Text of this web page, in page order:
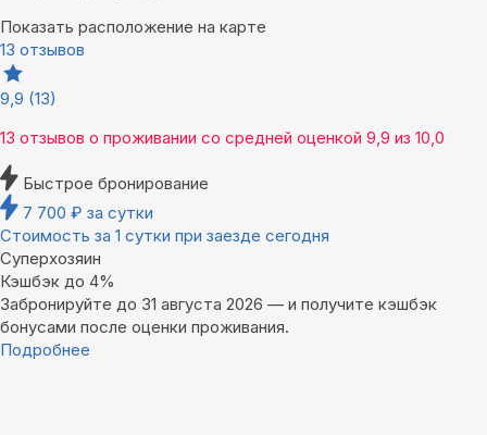
Показать расположение на карте
13 отзывов
9,9 (13)
13 отзывов о проживании со средней оценкой 9,9 из 10,0
Быстрое бронирование
7 700 ₽ за сутки
Стоимость за 1 сутки при заезде сегодня
Суперхозяин
Кэшбэк до 4%
Забронируйте до 31 августа 2026 — и получите кэшбэк
бонусами после оценки проживания.
Подробнее